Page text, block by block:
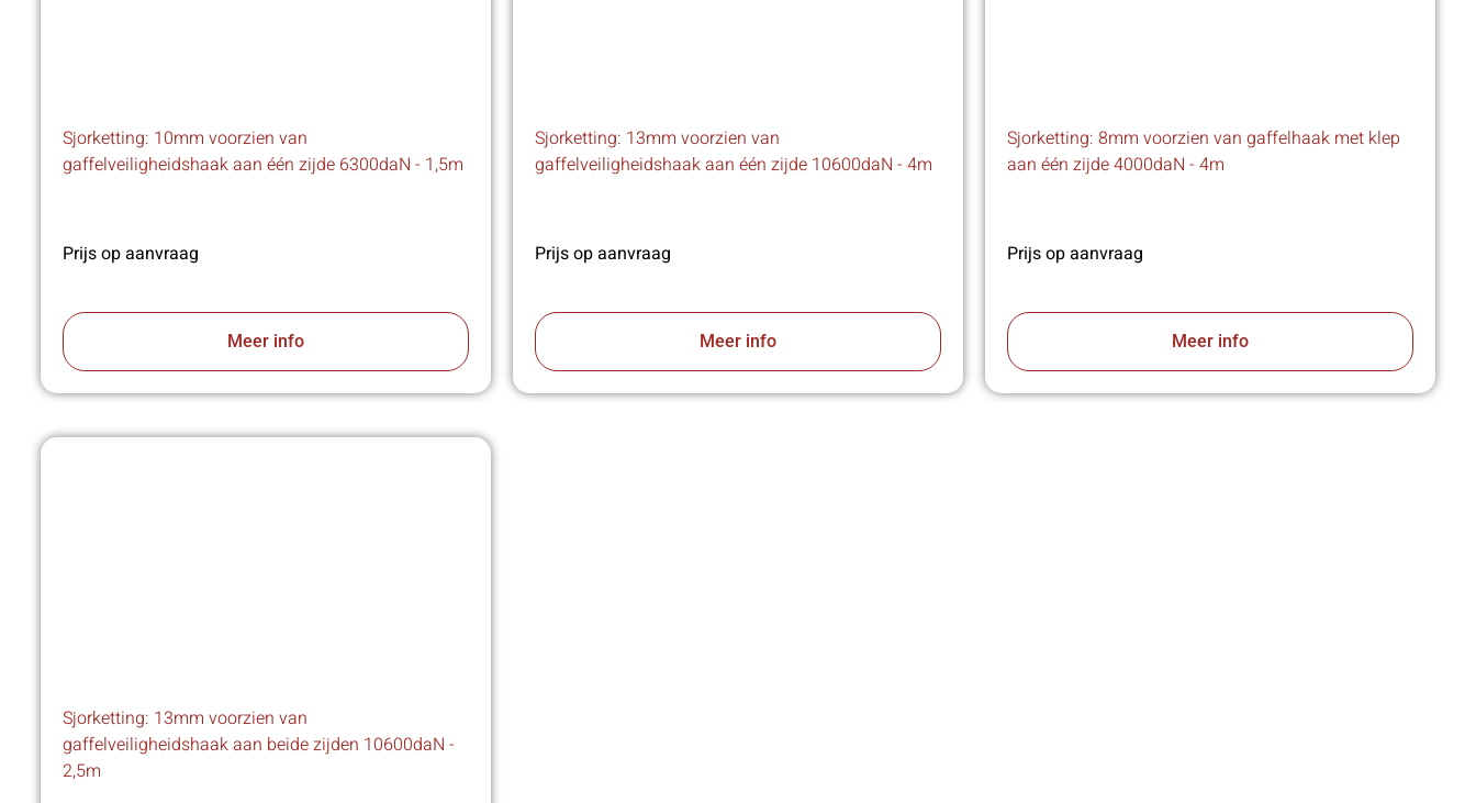
Sjorketting: 10mm voorzien van
gaffelveiligheidshaak aan één zijde 6300daN - 1,5m
Prijs op aanvraag
Meer info
Sjorketting: 13mm voorzien van
gaffelveiligheidshaak aan één zijde 10600daN - 4m
Prijs op aanvraag
Meer info
Sjorketting: 8mm voorzien van gaffelhaak met klep
aan één zijde 4000daN - 4m
Prijs op aanvraag
Meer info
Sjorketting: 13mm voorzien van
gaffelveiligheidshaak aan beide zijden 10600daN -
2,5m